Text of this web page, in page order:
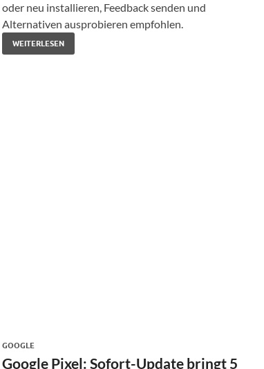
oder neu installieren, Feedback senden und
Alternativen ausprobieren empfohlen.
WEITERLESEN
GOOGLE
Google Pixel: Sofort-Update bringt 5